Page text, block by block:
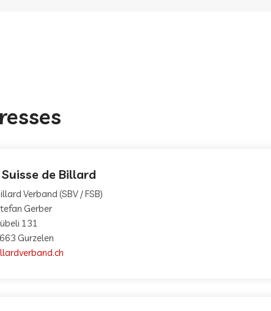
de Billard
Verband (SBV / FSB)
Gerber
131
Gurzelen